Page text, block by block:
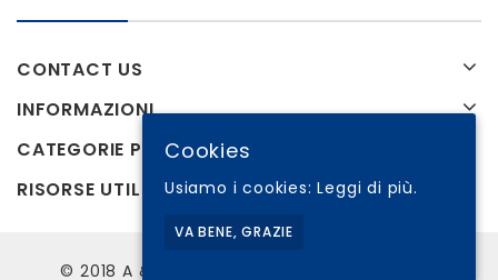
CONTACT US
INFORMAZIONI
CATEGORIE PRODOTTI
RISORSE UTILI
© 2018 A & M Aversa di Michele Aversa P.Iva:
Cookies
Usiamo i cookies:Leggi di più.
VA BENE, GRAZIE